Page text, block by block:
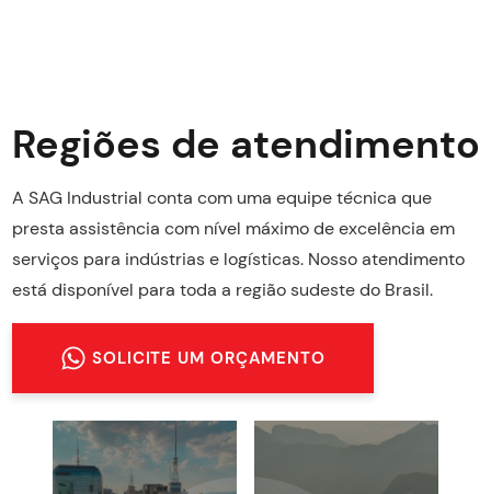
Regiões de atendimento
A SAG Industrial conta com uma equipe técnica que
presta assistência com nível máximo de excelência em
serviços para indústrias e logísticas. Nosso atendimento
está disponível para toda a região sudeste do Brasil.
SOLICITE UM ORÇAMENTO